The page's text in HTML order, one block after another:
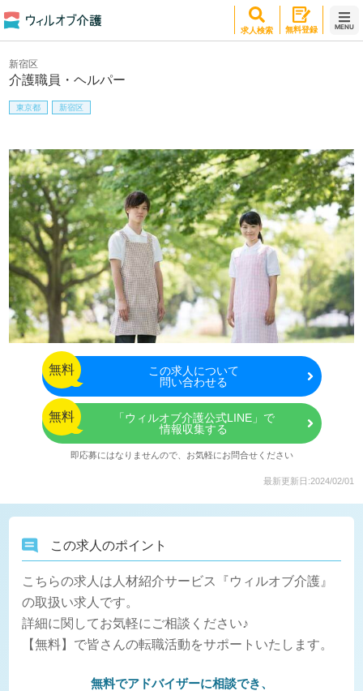
求人検索 無料登録 MENU
介護職員・ヘルパー
新宿区
東京都 新宿区
無料 この求人について
問い合わせる
無料
「ウィルオブ介護公式LINE」で
情報収集する
即応募にはなりませんので、お気軽にお問合せください
最新更新日:2024/02/01
この求人のポイント
こちらの求人は人材紹介サービス『ウィルオブ介護』
の取扱い求人です。
詳細に関してお気軽にご相談ください♪
【無料】で皆さんの転職活動をサポートいたします。
無料でアドバイザーに相談でき、